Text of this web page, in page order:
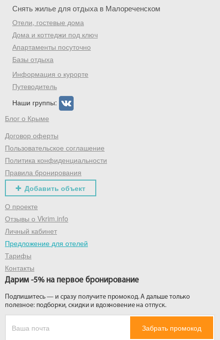
Снять жилье для отдыха в Малореченском
Отели, гостевые дома
Дома и коттеджи под ключ
Апартаменты посуточно
Базы отдыха
Информация о курорте
Путеводитель
Наши группы:
Блог о Крыме
Договор оферты
Пользовательское соглашение
Политика конфиденциальности
Правила бронирования
Добавить объект
О проекте
Отзывы о Vkrim.info
Личный кабинет
Предложение для отелей
Тарифы
Контакты
Дарим -5% на первое бронирование
Подпишитесь — и сразу получите промокод. А дальше только
полезное: подборки, скидки и вдохновение на отпуск.
Забрать промокод
Скидка −5%
Хочешь дешевле? Оставь почту и получи
промокод на первое бронирование!